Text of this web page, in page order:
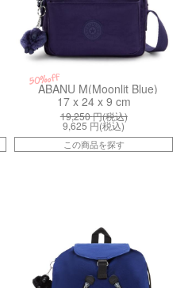
50%off
ABANU M(Moonlit Blue)
17 x 24 x 9 cm
19,250円(税込)
9,625 円(税込)
この商品を探す